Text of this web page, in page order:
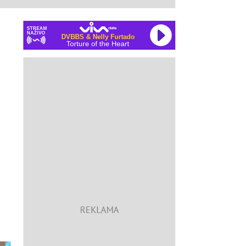
STREAM
NAŽIVO
DVBBS & Nelly Furtado
Torture of the Heart